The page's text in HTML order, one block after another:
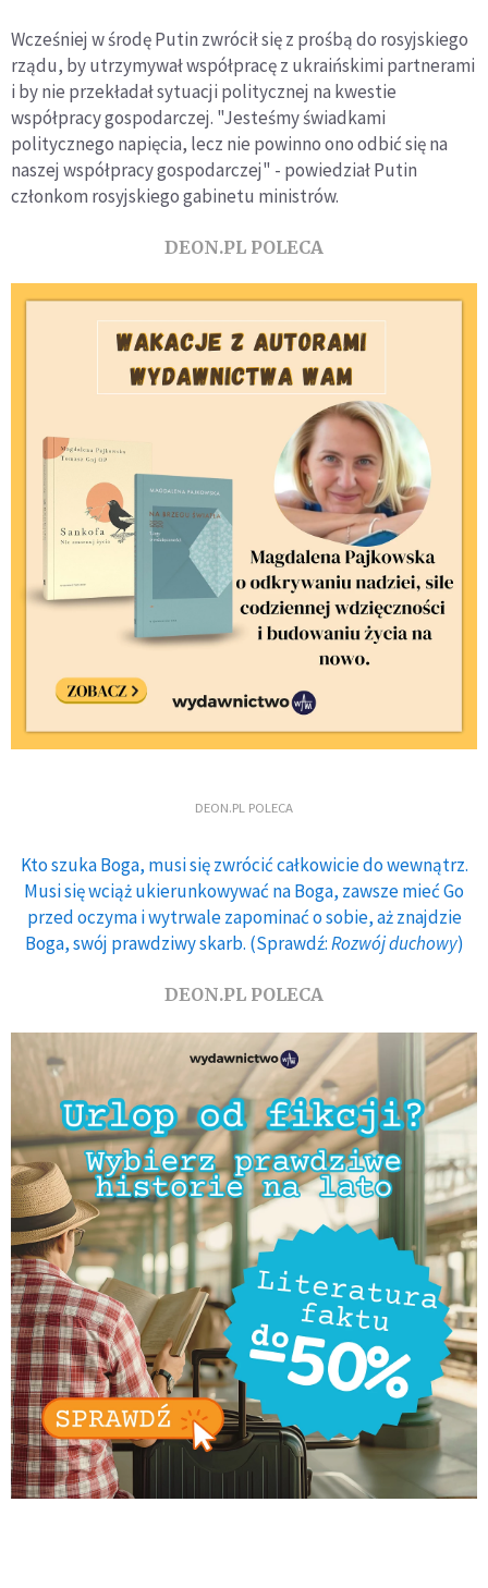
Wcześniej w środę Putin zwrócił się z prośbą do rosyjskiego
rządu, by utrzymywał współpracę z ukraińskimi partnerami
i by nie przekładał sytuacji politycznej na kwestie
współpracy gospodarczej. "Jesteśmy świadkami
politycznego napięcia, lecz nie powinno ono odbić się na
naszej współpracy gospodarczej" - powiedział Putin
członkom rosyjskiego gabinetu ministrów.
DEON.PL POLECA
DEON.PL POLECA
Kto szuka Boga, musi się zwrócić całkowicie do wewnątrz.
Musi się wciąż ukierunkowywać na Boga, zawsze mieć Go
przed oczyma i wytrwale zapominać o sobie, aż znajdzie
Boga, swój prawdziwy skarb. (Sprawdź:Rozwój duchowy)
DEON.PL POLECA